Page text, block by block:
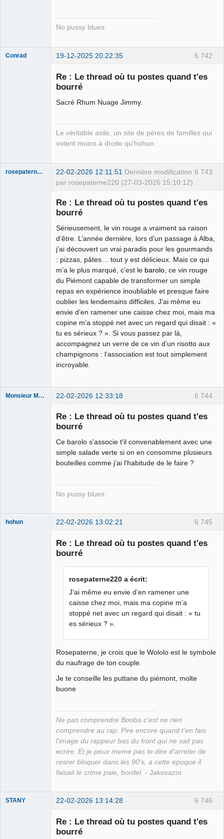
No pussy blues.
6 742
Conrad 19-12-2025 20:22:35
Re : Le thread où tu postes quand t'es
bourré
Sacré Rhum Nuage Jimmy.
Le véritable asile, un site de pères de familles qui
votent moins à droite qu'hohun.
6 743
rosepaterne220 22-02-2026 12:11:51 Dernière modification
par rosepaterne220 (27-03-2026 15:10:12)
Re : Le thread où tu postes quand t'es
bourré
Sérieusement, le vin rouge a vraiment sa raison
d’être. L’année dernière, lors d’un passage à Alba,
j’ai découvert un vrai paradis pour les gourmands
: pizzas, pâtes… tout y est délicieux. Mais ce qui
m’a le plus marqué, c’est le barolo , ce vin rouge
du Piémont capable de transformer un simple
repas en expérience inoubliable et presque faire
oublier les lendemains difficiles. J’ai même eu
envie d’en ramener une caisse chez moi, mais ma
copine m’a stoppé net avec un regard qui disait : «
tu es sérieux ? ». Si vous passez par là,
accompagnez un verre de ce vin d’un risotto aux
champignons : l’association est tout simplement
incroyable.
6 744
Monsieur Maurice 22-02-2026 12:33:18
Re : Le thread où tu postes quand t'es
bourré
Ce barolo s'associe t'il convenablement avec une
simple salade verte si on en consomme plusieurs
bouteilles comme j'ai l'habitude de le faire ?
No pussy blues.
6 745
hohun 22-02-2026 13:02:21
Re : Le thread où tu postes quand t'es
bourré
rosepaterne220 a écrit:
J’ai même eu envie d’en ramener une
caisse chez moi, mais ma copine m’a
stoppé net avec un regard qui disait : « tu
es sérieux ? ».
Rosepaterne, je crois que le Wololo est le symbole
du naufrage de ton couple.
Je te conseille les puttane du piémont, molte
buone
Ne pas comprendre Booba c'est ne rien
comprendre au rap. Pire encore quand t'en fais
l'image du rappeur bas du front qui ne sait pas
ecrire. Et je peux meme pas te dire d'arreter de
resrer bloquer dans les 90's, a cette epoque il
faisait le crime paie, bordel. - Jakovazor
6 746
STANY 22-02-2026 13:14:28
Re : Le thread où tu postes quand t'es
bourré